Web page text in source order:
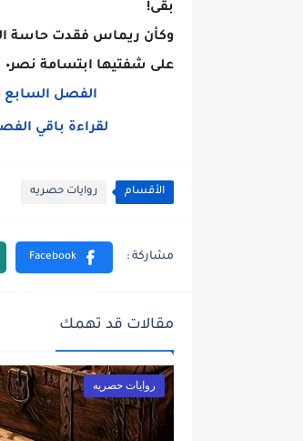
بقى!
وكأن ريماس فقدت حاسة
على شفتيها ابتسامة نصر٠
الفصل السابع
لقراءة باقي
الأقسام روايات حصريه
مقالات قد تهمك
روايات حصريه